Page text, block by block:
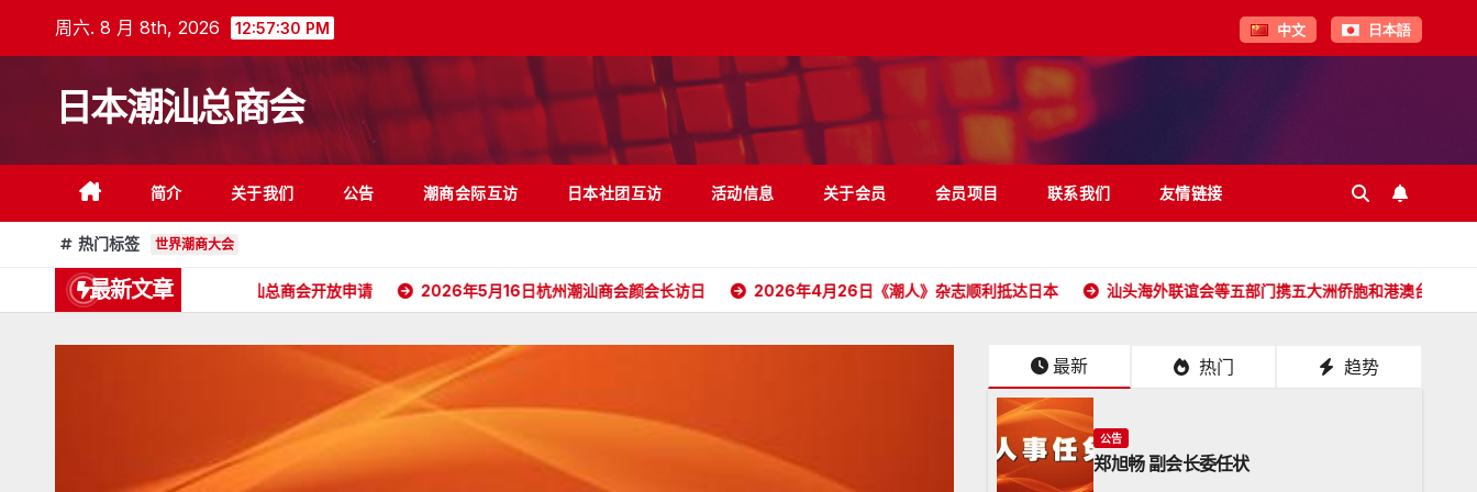
周六. 8 月 8th, 2026 12:57:31 PM 中文 日本語
日本潮汕总商会
简介 关于我们 公告 潮商会际互访 日本社团互访 活动信息 关于会员 会员项目 联系我们 友情链接
热门标签 世界潮商大会
最新文章
日本潮汕总商会开放申请 2026年5月16日杭州潮汕商会颜会长访日 2026年4月26日《潮人》杂志顺利抵达日本 汕头海外联谊会等五部门携五大洲侨胞和港澳台同胞向全球潮人拜年
最新 热门 趋势
公告
郑旭畅 副会长委任状